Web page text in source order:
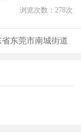
浏览次数： 278次
省东莞市南城街道